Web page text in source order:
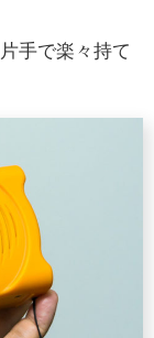
手で楽々持て